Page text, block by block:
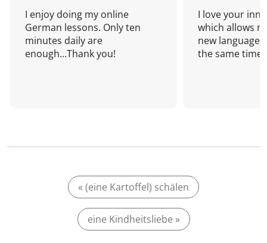
I enjoy doing my online
German lessons. Only ten
minutes daily are
enough...Thank you!
I love your
which allows
new language
the same time!
« (eine Kartoffel) schälen
eine Kindheitsliebe »